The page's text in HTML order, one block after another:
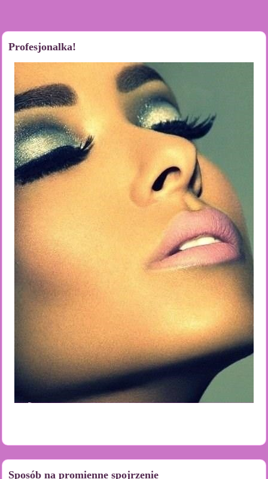
Profesjonalka!
Sposób na promienne spojrzenie